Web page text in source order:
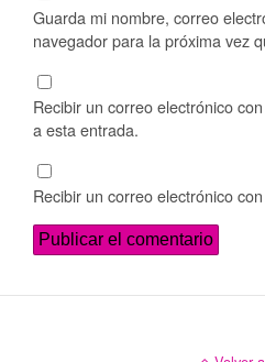
Guarda mi nombre, correo
navegador para la próxima vez
Recibir un correo electrónico
a esta entrada.
Recibir un correo electrónico